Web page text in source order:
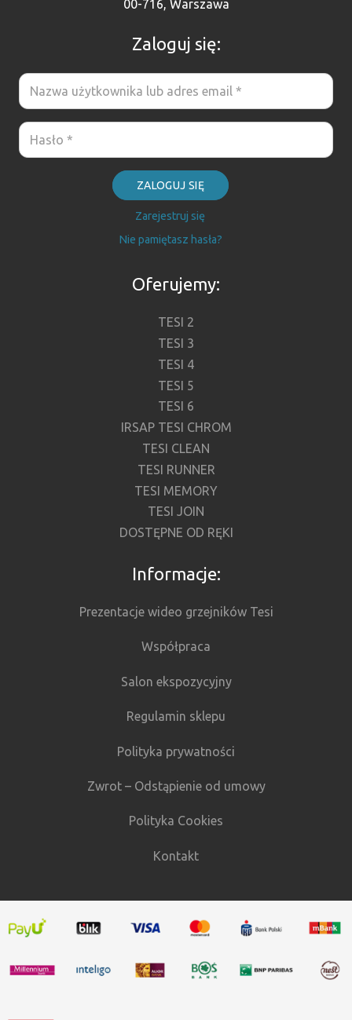
00-716, Warszawa
Zaloguj się:
ZALOGUJ SIĘ
Zarejestruj się
Nie pamiętasz hasła?
Oferujemy:
TESI 2
TESI 3
TESI 4
TESI 5
TESI 6
IRSAP TESI CHROM
TESI CLEAN
TESI RUNNER
TESI MEMORY
TESI JOIN
DOSTĘPNE OD RĘKI
Informacje:
Prezentacje wideo grzejników Tesi
Współpraca
Salon ekspozycyjny
Regulamin sklepu
Polityka prywatności
Zwrot – Odstąpienie od umowy
Polityka Cookies
Kontakt